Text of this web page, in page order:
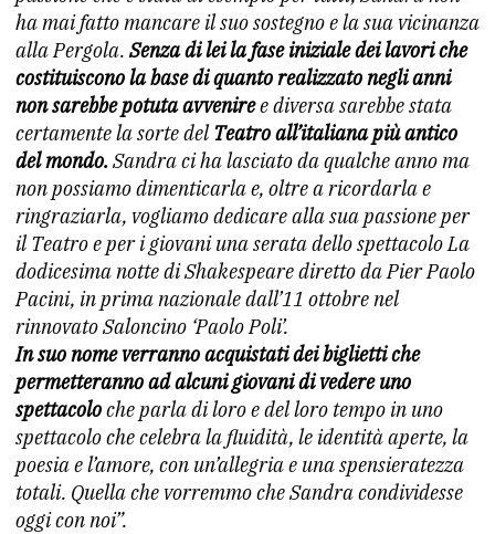
ha mai fatto mancare il suo sostegno e la sua vicinanza
alla Pergola. Senza di lei la fase iniziale dei lavori che
costituiscono la base di quanto realizzato negli anni
non sarebbe potuta avveniree diversa sarebbe stata
certamente la sorte delTeatro all’italiana più antico
del mondo.Sandra ci ha lasciato da qualche anno ma
non possiamo dimenticarla e, oltre a ricordarla e
ringraziarla, vogliamo dedicare alla sua passione per
il Teatro e per i giovani una serata dello spettacolo La
dodicesima notte di Shakespeare diretto da Pier Paolo
Pacini, in prima nazionale dall’11 ottobre nel
rinnovato Saloncino ‘Paolo Poli’.
In suo nome verranno acquistati dei biglietti che
permetteranno ad alcuni giovani di vedere uno
spettacoloche parla di loro e del loro tempo in uno
spettacolo che celebra la fluidità, le identità aperte, la
poesia e l’amore, con un’allegria e una spensieratezza
totali. Quella che vorremmo che Sandra condividesse
oggi con noi”.